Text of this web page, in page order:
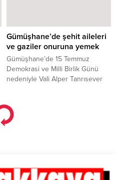
Gümüşhane’de şehit aileleri
ve gaziler onuruna yemek
Gümüşhane’de 15 Temmuz
Demokrasi ve Milli Birlik Günü
nedeniyle Vali Alper Tanrısever
düzenlendi.